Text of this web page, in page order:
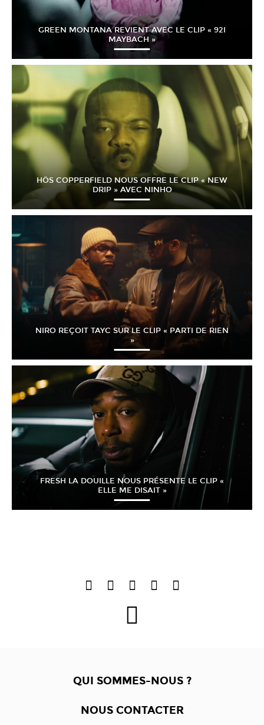
GREEN MONTANA REVIENT AVEC LE CLIP « 92I
MAYBACH »
HÖS COPPERFIELD NOUS OFFRE LE CLIP « NEW
DRIP » AVEC NINHO
NIRO REÇOIT TAYC SUR LE CLIP « PARTI DE RIEN
»
FRESH LA DOUILLE NOUS PRÉSENTE LE CLIP «
ELLE ME DISAIT »
QUI SOMMES-NOUS ?
NOUS CONTACTER